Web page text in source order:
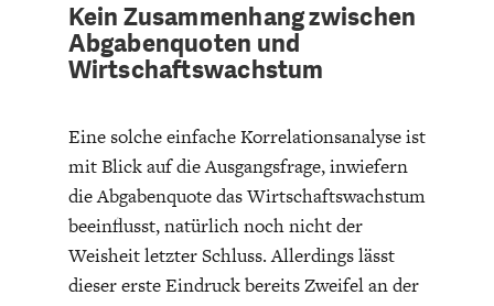
Kein Zusammenhang zwischen
Abgabenquoten und
Wirtschaftswachstum
Eine solche einfache Korrelationsanalyse ist
mit Blick auf die Ausgangsfrage, inwiefern
die Abgabenquote das Wirtschaftswachstum
beeinflusst, natürlich noch nicht der
Weisheit letzter Schluss. Allerdings lässt
dieser erste Eindruck bereits Zweifel an der